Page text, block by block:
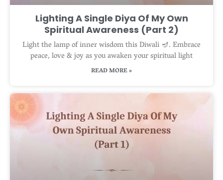
Lighting A Single Diya Of My Own
Spiritual Awareness (Part 2)
Light the lamp of inner wisdom this Diwali 🪔. Embrace
peace, love & joy as you awaken your spiritual light
READ MORE »